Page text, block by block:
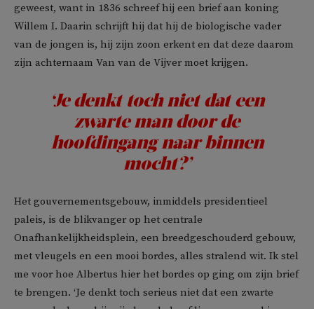
geweest, want in 1836 schreef hij een brief aan koning
Willem I. Daarin schrijft hij dat hij de biologische vader
van de jongen is, hij zijn zoon erkent en dat deze daarom
zijn achternaam Van van de Vijver moet krijgen.
‘Je denkt toch niet dat een
zwarte man door de
hoofdingang naar binnen
mocht?’
Het gouvernementsgebouw, inmiddels presidentieel
paleis, is de blikvanger op het centrale
Onafhankelijkheidsplein, een breedgeschouderd gebouw,
met vleugels en een mooi bordes, alles stralend wit. Ik stel
me voor hoe Albertus hier het bordes op ging om zijn brief
te brengen. ‘Je denkt toch serieus niet dat een zwarte